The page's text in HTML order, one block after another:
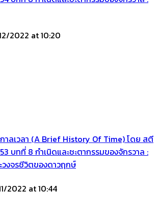
2022 at 10:20
าลเวลา (A Brief History Of Time) โดย สตี
บทที่ 8 กำเนิดและชะตากรรมของจักรวาล :
วงจรชีวิตของดาวฤกษ์
2022 at 10:44